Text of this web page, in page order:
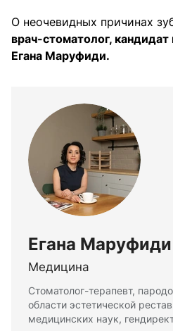
О неочевидных причинах
врач-стоматолог,
Егана Маруфиди.
Егана Маруфиди
Медицина
Стоматолог-терапевт,
области эстетической
медицинских наук,